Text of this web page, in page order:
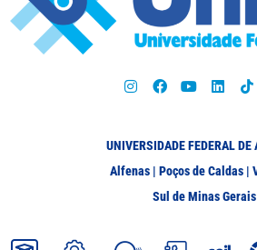
UNIVERSIDADE FEDERAL DE
Alfenas | Poços de Caldas |
Sul de Minas Gerais